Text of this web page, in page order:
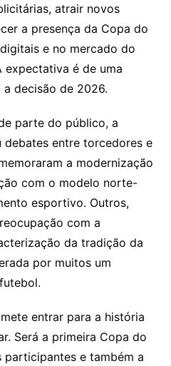
atrair novos
a presença da Copa do
e no mercado do
expectativa é de uma
decisão de 2026.
parte do público, a
debates entre torcedores e
a modernização
com o modelo norte-
esportivo. Outros,
com a
da tradição da
por muitos um
entrar para a história
Será a primeira Copa do
participantes e também a